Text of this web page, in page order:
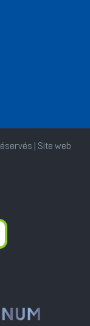
| Site web